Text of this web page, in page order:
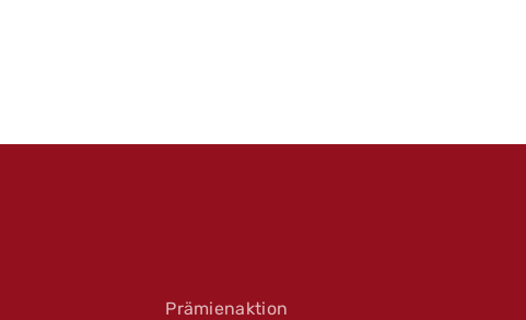
Prämienaktion